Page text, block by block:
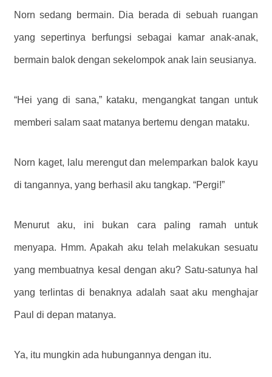
Norn sedang bermain. Dia berada di sebuah ruangan
yang sepertinya berfungsi sebagai kamar anak-anak,
bermain balok dengan sekelompok anak lain seusianya.
“Hei yang di sana,” kataku, mengangkat tangan untuk
memberi salam saat matanya bertemu dengan mataku.
Norn kaget, lalu merengut dan melemparkan balok kayu
di tangannya, yang berhasil aku tangkap. “Pergi!”
Menurut aku, ini bukan cara paling ramah untuk
menyapa. Hmm. Apakah aku telah melakukan sesuatu
yang membuatnya kesal dengan aku? Satu-satunya hal
yang terlintas di benaknya adalah saat aku menghajar
Paul di depan matanya.
Ya, itu mungkin ada hubungannya dengan itu.